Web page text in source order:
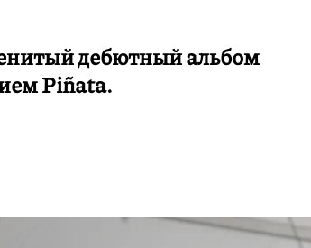
дебютный альбом
Piñata.